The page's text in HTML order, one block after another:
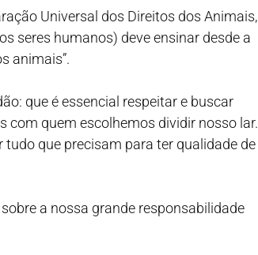
Universal dos Direitos dos Animais,
seres humanos) deve ensinar desde a
animais”.
que é essencial respeitar e buscar
com quem escolhemos dividir nosso lar.
que precisam para ter qualidade de
a nossa grande responsabilidade